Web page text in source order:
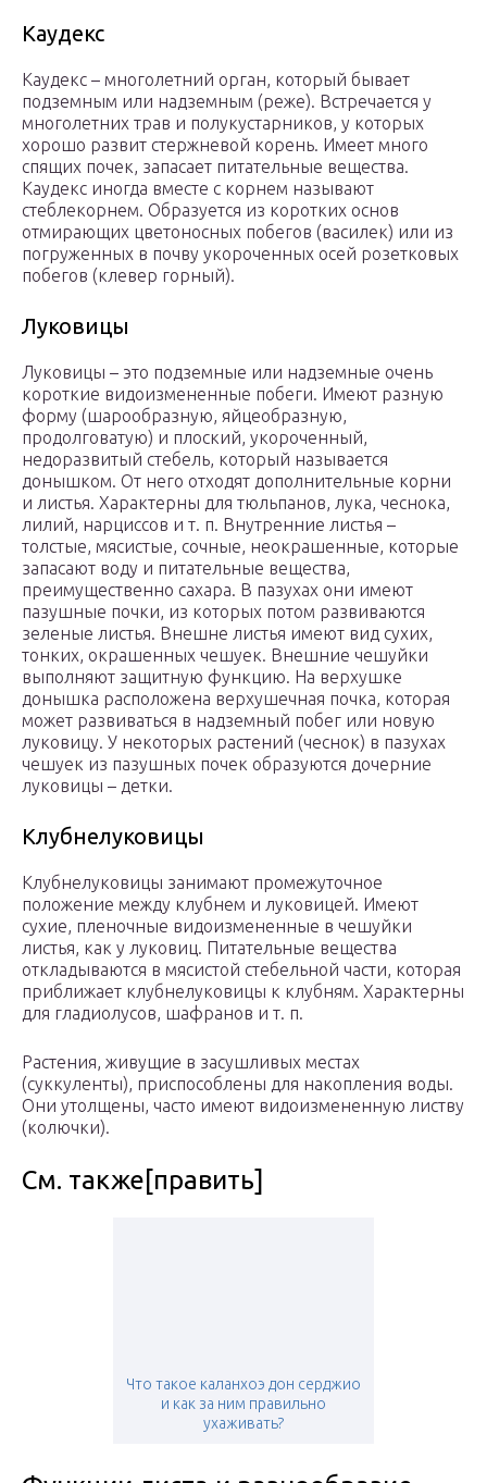
Каудекс
Каудекс – многолетний орган, который бывает
подземным или надземным (реже). Встречается у
многолетних трав и полукустарников, у которых
хорошо развит стержневой корень. Имеет много
спящих почек, запасает питательные вещества.
Каудекс иногда вместе с корнем называют
стеблекорнем. Образуется из коротких основ
отмирающих цветоносных побегов (василек) или из
погруженных в почву укороченных осей розетковых
побегов (клевер горный).
Луковицы
Луковицы – это подземные или надземные очень
короткие видоизмененные побеги. Имеют разную
форму (шарообразную, яйцеобразную,
продолговатую) и плоский, укороченный,
недоразвитый стебель, который называется
донышком. От него отходят дополнительные корни
и листья. Характерны для тюльпанов, лука, чеснока,
лилий, нарциссов и т. п. Внутренние листья –
толстые, мясистые, сочные, неокрашенные, которые
запасают воду и питательные вещества,
преимущественно сахара. В пазухах они имеют
пазушные почки, из которых потом развиваются
зеленые листья. Внешне листья имеют вид сухих,
тонких, окрашенных чешуек. Внешние чешуйки
выполняют защитную функцию. На верхушке
донышка расположена верхушечная почка, которая
может развиваться в надземный побег или новую
луковицу. У некоторых растений (чеснок) в пазухах
чешуек из пазушных почек образуются дочерние
луковицы – детки.
Клубнелуковицы
Клубнелуковицы занимают промежуточное
положение между клубнем и луковицей. Имеют
сухие, пленочные видоизмененные в чешуйки
листья, как у луковиц. Питательные вещества
откладываются в мясистой стебельной части, которая
приближает клубнелуковицы к клубням. Характерны
для гладиолусов, шафранов и т. п.
Растения, живущие в засушливых местах
(суккуленты), приспособлены для накопления воды.
Они утолщены, часто имеют видоизмененную листву
(колючки).
См. также[править]
Что такое каланхоэ дон серджио
и как за ним правильно
ухаживать?